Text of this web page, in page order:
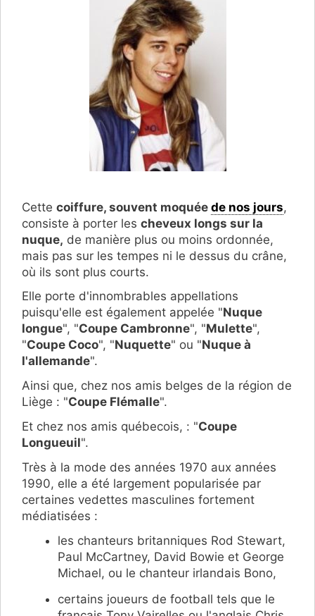
Cette coiffure, souvent moquée de nos jours,
consiste à porter les cheveux longs sur la
nuque, de manière plus ou moins ordonnée,
mais pas sur les tempes ni le dessus du crâne,
où ils sont plus courts.
Elle porte d'innombrables appellations
puisqu'elle est également appelée "Nuque
longue", "Coupe Cambronne", "Mulette",
"Coupe Coco", "Nuquette" ou "Nuque à
l'allemande".
Ainsi que, chez nos amis belges de la région de
Liège : "Coupe Flémalle".
Et chez nos amis québecois, : "Coupe
Longueuil".
Très à la mode des années 1970 aux années
1990, elle a été largement popularisée par
certaines vedettes masculines fortement
médiatisées :
les chanteurs britanniques Rod Stewart,
Paul McCartney, David Bowie et George
Michael, ou le chanteur irlandais Bono,
certains joueurs de football tels que le